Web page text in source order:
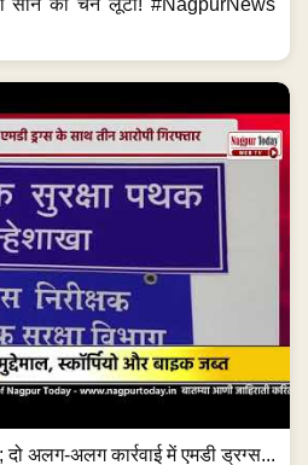
सोने की चेन लूटी! #NagpurNews
अलग-अलग कार्रवाई में एमडी ड्रग्स...